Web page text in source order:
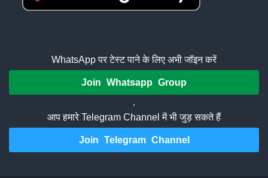
WhatsApp पर टेस्ट पाने के लिए अभी जॉइन करें
Join Whatsapp Group
.
आप हमारे Telegram Channel में भी जुड़ सकते हैं
Join Telegram Channel